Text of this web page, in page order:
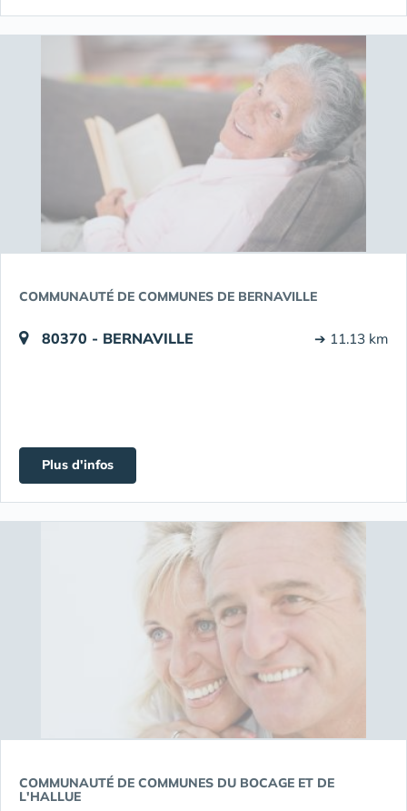
COMMUNAUTÉ DE COMMUNES DE BERNAVILLE
80370 - BERNAVILLE ➔ 11.13 km
Plus d'infos
COMMUNAUTÉ DE COMMUNES DU BOCAGE ET DE
L'HALLUE